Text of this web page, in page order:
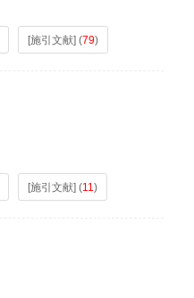
[施引文献] (79)
[施引文献] (11)